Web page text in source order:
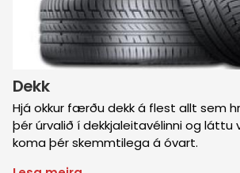
Dekk
Hjá okkur færðu dekk á flest allt sem
þér úrvalið í dekkjaleitavélinni og
koma þér skemmtilega á óvart.